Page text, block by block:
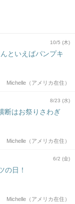
10/5 (木)
といえばパンプキ
Michelle（アメリカ在住）
8/23 (水)
断はお祭りさわぎ
Michelle（アメリカ在住）
6/2 (金)
の日！
Michelle（アメリカ在住）